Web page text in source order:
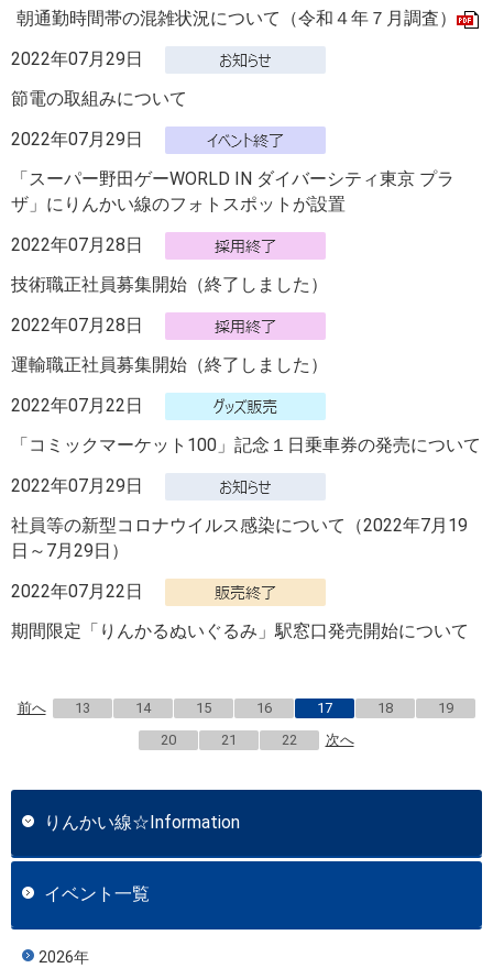
朝通勤時間帯の混雑状況について（令和４年７月調査）
2022年07月29日
節電の取組みについて
2022年07月29日
「スーパー野田ゲーWORLD IN ダイバーシティ東京 プラ
ザ」にりんかい線のフォトスポットが設置
2022年07月28日
技術職正社員募集開始（終了しました）
2022年07月28日
運輸職正社員募集開始（終了しました）
2022年07月22日
「コミックマーケット100」記念１日乗車券の発売について
2022年07月29日
社員等の新型コロナウイルス感染について（2022年7月19
日～7月29日）
2022年07月22日
期間限定「りんかるぬいぐるみ」駅窓口発売開始について
前へ 13 14 15 16 17 18
19
20
21 22 次へ
りんかい線☆Information
イベント一覧
2026年